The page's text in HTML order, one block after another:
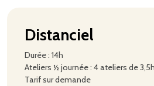
Distanciel
Durée : 14h
Ateliers ½ journée : 4 ateliers de 3,5h
Tarif sur demande